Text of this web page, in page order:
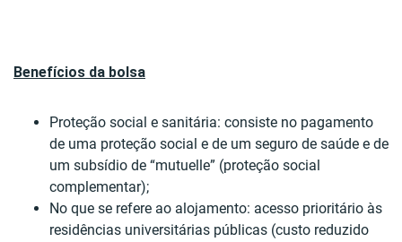
Benefícios da bolsa
Proteção social e sanitária: consiste no pagamento
de uma proteção social e de um seguro de saúde e de
um subsídio de “mutuelle” (proteção social
complementar);
No que se refere ao alojamento: acesso prioritário às
residências universitárias públicas (custo reduzido